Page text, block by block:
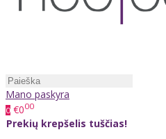
Mano paskyra
0 €000
Prekių krepšelis tuščias!